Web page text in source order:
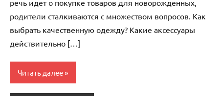
речь идет о покупке товаров для новорожденных,
родители сталкиваются с множеством вопросов. Как
выбрать качественную одежду? Какие аксессуары
действительно […]
Читать далее